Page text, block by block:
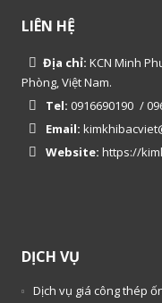
LIÊN HỆ
Địa chỉ: KCN Minh
Phòng, Việt Nam.
Tel: 0916690190 /
Email:
Website: https://
DỊCH VỤ
Dịch vụ giá công thép